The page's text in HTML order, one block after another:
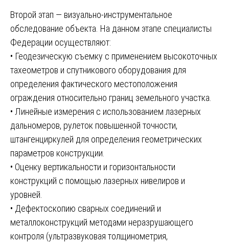
Второй этап — визуально-инструментальное
обследование объекта. На данном этапе специалисты
Федерации осуществляют:
• Геодезическую съемку с применением высокоточных
тахеометров и спутникового оборудования для
определения фактического местоположения
ограждения относительно границ земельного участка.
• Линейные измерения с использованием лазерных
дальномеров, рулеток повышенной точности,
штангенциркулей для определения геометрических
параметров конструкции.
• Оценку вертикальности и горизонтальности
конструкций с помощью лазерных нивелиров и
уровней.
• Дефектоскопию сварных соединений и
металлоконструкций методами неразрушающего
контроля (ультразвуковая толщинометрия,